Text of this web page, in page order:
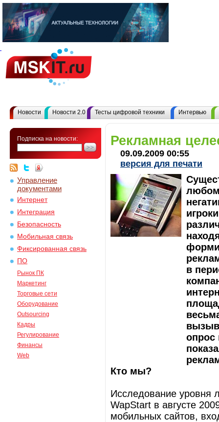
Новости Новости 2.0 Тесты цифровой техники Интервью
Подписка на новости:
Управление
документами
Интернет
Интеграция
Безопасность
Мобильная связь
Фиксированная связь
ПО
Рынок ПК
Маркетинг
Торговые сети
Оборудование
Outsourcing
Кадры
Регулирование
Финансы
Web
Рекламная
09.09.2009 00:55
версия для печати
любом
в
опрос
Кто мы?
Исследование уровня
WapStart в августе
мобильных сайтов,